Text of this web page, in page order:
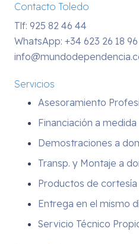
Contacto Toledo
Tlf: 925 82 46 44
WhatsApp: +34 623 26 18 96
Servicios
Asesoramiento
Financiación a medida
Demostraciones a
Transp. y Montaje a
Productos de cortesía
Entrega en el mismo
Servicio Técnico